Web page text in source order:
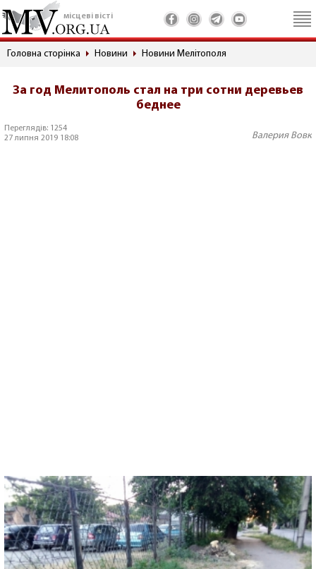
місцеві вісті
Головна сторінка Новини Новини Мелітополя
За год Мелитополь стал на три сотни деревьев
беднее
Переглядів: 1254
27 липня 2019 18:08
Валерия Вовк